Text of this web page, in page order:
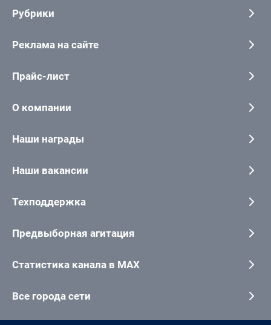
Рубрики
Реклама на сайте
Прайс-лист
О компании
Наши награды
Наши вакансии
Техподдержка
Предвыборная агитация
Статистика канала в MAX
Все города сети